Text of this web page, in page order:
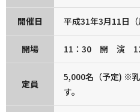
開催日 平成31年3月11日（
開場 11：30 開 演
定員
5,000名（予定) ※
す。